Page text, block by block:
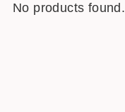
No products found.